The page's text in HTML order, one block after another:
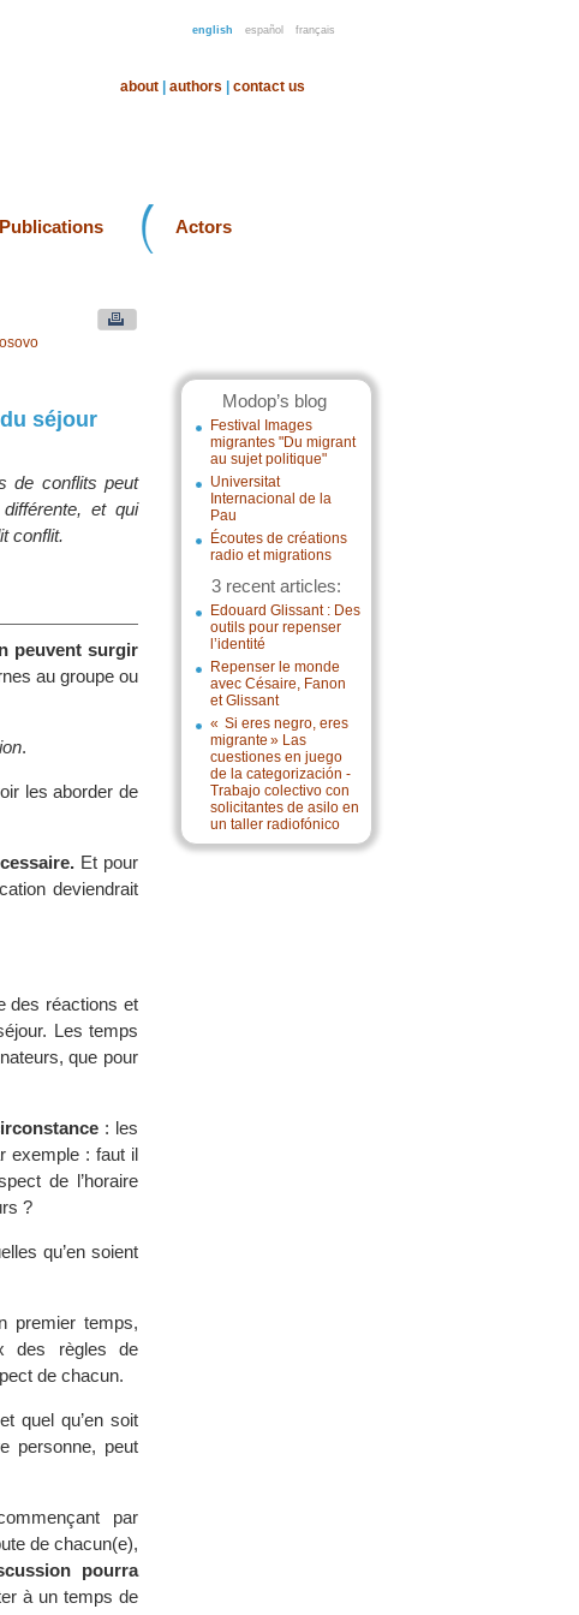
english español français
about authors contact us
Publications Actors
Modop’s blog
Festival Images
migrantes "Du migrant
au sujet politique"
Universitat
Internacional de la
Pau
Écoutes de créations
radio et migrations
3 recent articles:
Edouard Glissant : Des
outils pour repenser
l’identité
Repenser le monde
avec Césaire, Fanon
et Glissant
« Si eres negro, eres
migrante » Las
cuestiones en juego
de la categorización -
Trabajo colectivo con
solicitantes de asilo en
un taller radiofónico
séjour
de conflits peut
et qui
conflit.
peuvent surgir
au groupe ou
.
les aborder de
Et pour
deviendrait
des réactions et
Les temps
que pour
: les
exemple : faut il
de l’horaire
?
qu’en soient
premier temps,
des règles de
de chacun.
quel qu’en soit
personne, peut
par
de chacun(e),
pourra
à un temps de